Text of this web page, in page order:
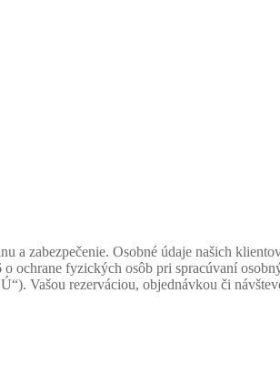
a zabezpečenie. Osobné údaje našich
ochrane fyzických osôb pri spracúvaní
Vašou rezerváciou, objednávkou či